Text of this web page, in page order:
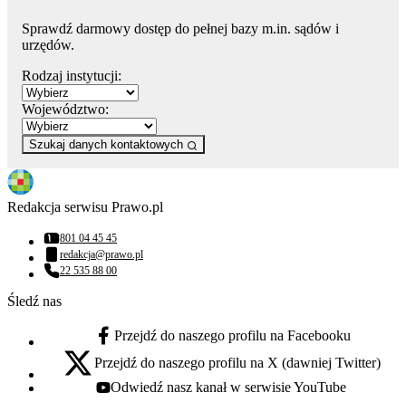
Sprawdź darmowy dostęp do pełnej bazy m.in. sądów i
urzędów.
Rodzaj instytucji:
Województwo:
Szukaj danych kontaktowych
Redakcja serwisu Prawo.pl
Numer telefonu:
801 04 45 45
Adres email:
redakcja@prawo.pl
Numer telefonu:
22 535 88 00
Śledź nas
facebook - otwiera się w nowej karcie
Przejdź do naszego profilu na Facebooku
x - otwiera się w nowej karcie
Przejdź do naszego profilu na X (dawniej Twitter)
youtube - otwiera się w nowej karcie
Odwiedź nasz kanał w serwisie YouTube